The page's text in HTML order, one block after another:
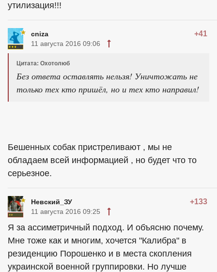
утилизация!!!
cniza +41
11 августа 2016 09:06
Цитата: Охотолюб
Без ответа оставлять нельзя! Уничтожать не
только тех кто пришёл, но и тех кто направил!
Бешенных собак пристреливают , мы не
обладаем всей информацией , но будет что то
серьезное.
Невский_ЗУ +133
11 августа 2016 09:25
Я за ассиметричный подход. И объясню почему.
Мне тоже как и многим, хочется "Калибра" в
резиденцию Порошенко и в места скопления
украинской военной группировки. Но лучше